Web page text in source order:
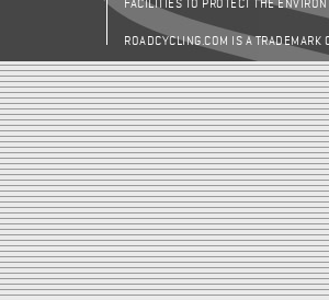
FACILITIES TO PROTECT THE
ROADCYCLING.COM IS A TRADEMARK